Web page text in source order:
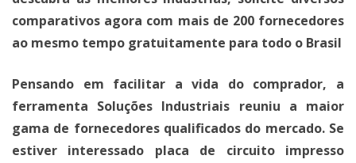
comparativos agora com mais de 200 fornecedores
ao mesmo tempo gratuitamente para todo o Brasil
Pensando em facilitar a vida do comprador, a
ferramenta Soluções Industriais reuniu a maior
gama de fornecedores qualificados do mercado. Se
estiver interessado placa de circuito impresso